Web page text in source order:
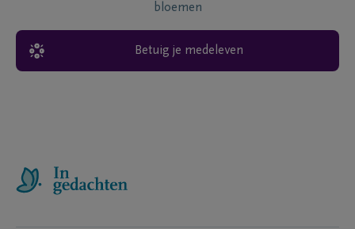
bloemen
Betuig je medeleven